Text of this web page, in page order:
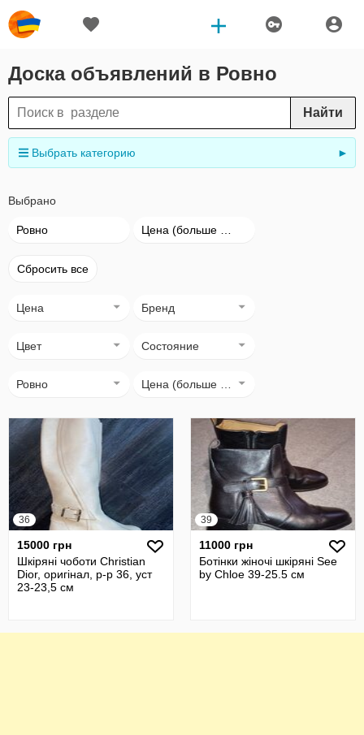
Доска объявлений в Ровно
Найти
Выбрать категорию ►
Выбрано
Ровно
Сбросить все
Цена Бренд
Цвет Состояние
Ровно
36
15000 грн
Шкіряні чоботи Christian
Dior, оригінал, р-р 36, уст
23-23,5 см
39
11000 грн
Ботінки жіночі шкіряні See
by Chloe 39-25.5 см